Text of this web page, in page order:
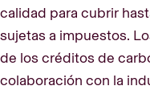
calidad para cubrir
sujetas a impuestos.
de los créditos de
colaboración con la